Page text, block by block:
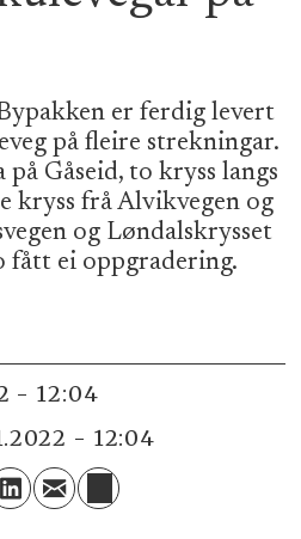
er ferdig levert
på fleire strekningar.
Gåseid, to kryss langs
kryss frå Alvikvegen og
og Løndalskrysset
fått ei oppgradering.
- 12:04
- 12:04